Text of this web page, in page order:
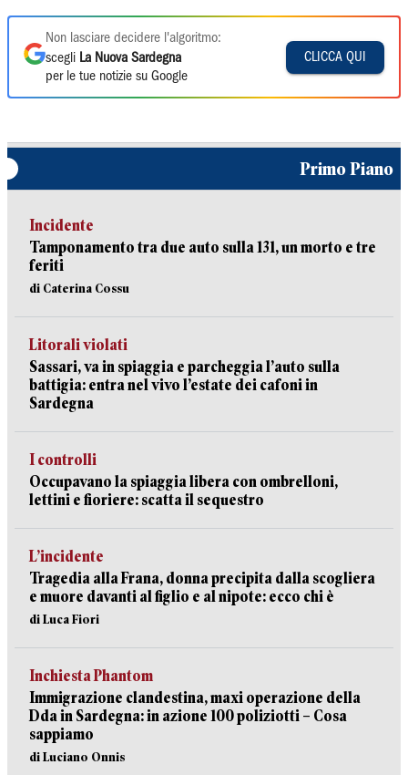
Non lasciare decidere l'algoritmo:
scegli La Nuova Sardegna
per le tue notizie su Google
CLICCA QUI
Primo Piano
Incidente
Tamponamento tra due auto sulla 131, un morto e tre
feriti
di Caterina Cossu
Litorali violati
Sassari, va in spiaggia e parcheggia l’auto sulla
battigia: entra nel vivo l’estate dei cafoni in
Sardegna
I controlli
Occupavano la spiaggia libera con ombrelloni,
lettini e fioriere: scatta il sequestro
L’incidente
Tragedia alla Frana, donna precipita dalla scogliera
e muore davanti al figlio e al nipote: ecco chi è
di Luca Fiori
Inchiesta Phantom
Immigrazione clandestina, maxi operazione della
Dda in Sardegna: in azione 100 poliziotti – Cosa
sappiamo
di Luciano Onnis